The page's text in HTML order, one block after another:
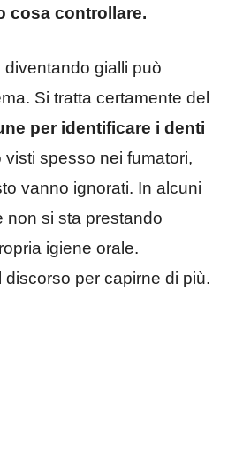
cosa controllare.
gialli può
Si tratta certamente del
per identificare i denti
visti spesso nei fumatori,
vanno ignorati. In alcuni
non si sta prestando
igiene orale.
per capirne di più.